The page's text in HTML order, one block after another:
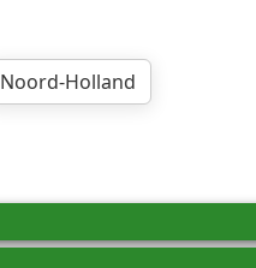
Noord-Holland